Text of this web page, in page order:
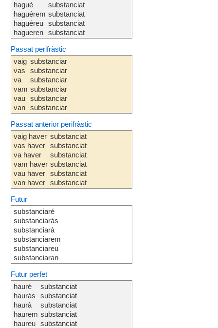
hagué
haguérem
haguéreu
hagueren
substanciat
substanciat
substanciat
substanciat
Passat perifràstic
vaig
vas
va
vam
vau
van
substanciar
substanciar
substanciar
substanciar
substanciar
substanciar
Passat anterior perifràstic
vaig haver
vas haver
va haver
vam haver
vau haver
van haver
substanciat
substanciat
substanciat
substanciat
substanciat
substanciat
Futur
substanciaré
substanciaràs
substanciarà
substanciarem
substanciareu
substanciaran
Futur perfet
hauré
hauràs
haurà
haurem
haureu
substanciat
substanciat
substanciat
substanciat
substanciat